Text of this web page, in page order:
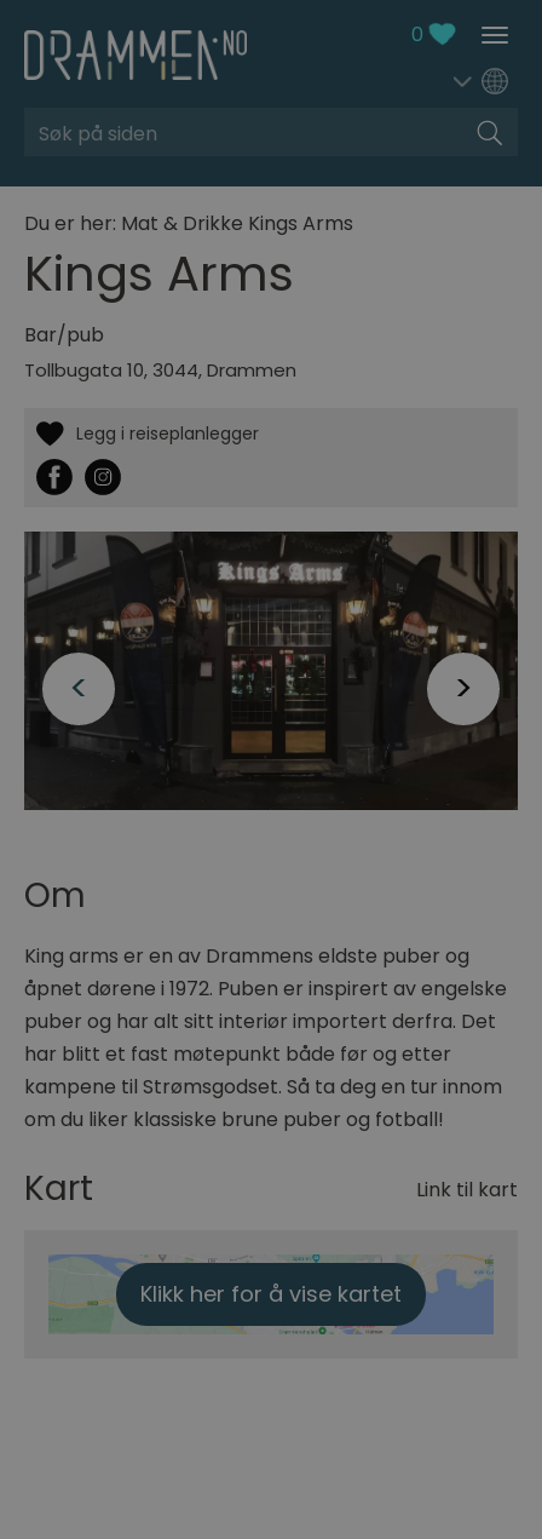
0
Søk
Du er her: Mat & Drikke Kings Arms
Kings Arms
Bar/pub
Tollbugata 10, 3044,Drammen
Om
King arms er en av Drammens eldste puber og
åpnet dørene i 1972. Puben er inspirert av engelske
puber og har alt sitt interiør importert derfra. Det
har blitt et fast møtepunkt både før og etter
kampene til Strømsgodset. Så ta deg en tur innom
om du liker klassiske brune puber og fotball!
Kart Link til kart
Klikk her for å vise kartet